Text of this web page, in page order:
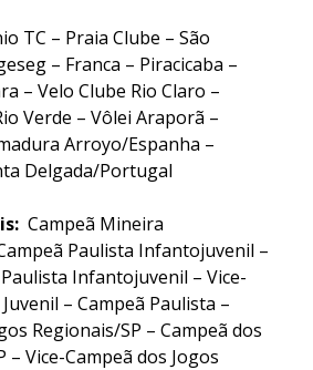
TC – Praia Clube – São
– Franca – Piracicaba –
– Velo Clube Rio Claro –
Verde – Vôlei Araporã –
Arroyo/Espanha –
Delgada/Portugal
Campeã Mineira
Paulista Infantojuvenil –
Infantojuvenil – Vice-
– Campeã Paulista –
Regionais/SP – Campeã dos
– Vice-Campeã dos Jogos